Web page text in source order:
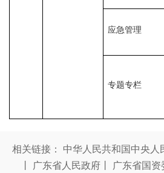
应急管理
专题专栏
相关链接： 中华人民共和国中央人
丨 广东省人民政府 丨 广东省国资